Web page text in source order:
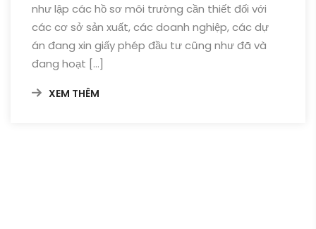
như lập các hồ sơ môi trường cần thiết đối với
các cơ sở sản xuất, các doanh nghiệp, các dự
án đang xin giấy phép đầu tư cũng như đã và
đang hoạt […]
XEM THÊM